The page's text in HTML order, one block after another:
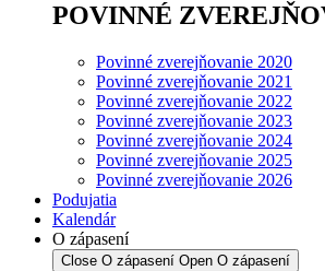
POVINNÉ
Povinné zverejňovanie 2020
Povinné zverejňovanie 2021
Povinné zverejňovanie 2022
Povinné zverejňovanie 2023
Povinné zverejňovanie 2024
Povinné zverejňovanie 2025
Povinné zverejňovanie 2026
Podujatia
Kalendár
O zápasení
Close O zápasení Open O zápasení